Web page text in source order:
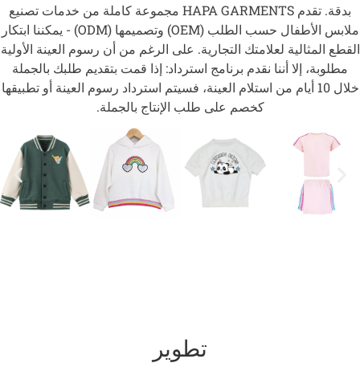
بدقة. تقدم HAPA GARMENTS مجموعة كاملة من خدمات تصنيع
ملابس الأطفال حسب الطلب (OEM) وتصميمها (ODM) - يمكننا ابتكار
القطع المثالية لعلامتك التجارية. على الرغم من أن رسوم العينة الأولية
مطلوبة، إلا أننا نقدم برنامج استرداد: إذا قمت بتقديم طلبك بالجملة
خلال 10 أيام من استلام العينة، فسيتم استرداد رسوم العينة أو تطبيقها
كخصم على طلب الإنتاج بالجملة.
تطوير